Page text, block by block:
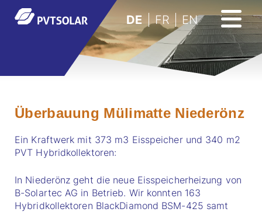
DE FR EN
Überbauung Mülimatte Niederönz
Ein Kraftwerk mit 373 m3 Eisspeicher und 340 m2
PVT Hybridkollektoren:
In Niederönz geht die neue Eisspeicherheizung von
B-Solartec AG in Betrieb. Wir konnten 163
Hybridkollektoren BlackDiamond BSM-425 samt